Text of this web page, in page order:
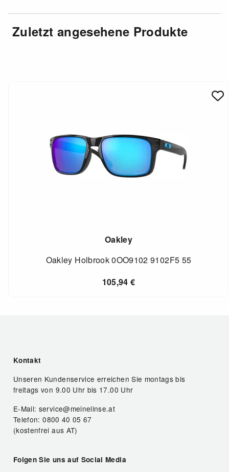
Zuletzt angesehene Produkte
Oakley
Oakley Holbrook 0OO9102 9102F5 55
105,94€
Kontakt
Unseren Kundenservice erreichen Sie montags bis
freitags von 9.00 Uhr bis 17.00 Uhr
E-Mail: service@meinelinse.at
Telefon: 0800 40 05 67
(kostenfrei aus AT)
Folgen Sie uns auf Social Media